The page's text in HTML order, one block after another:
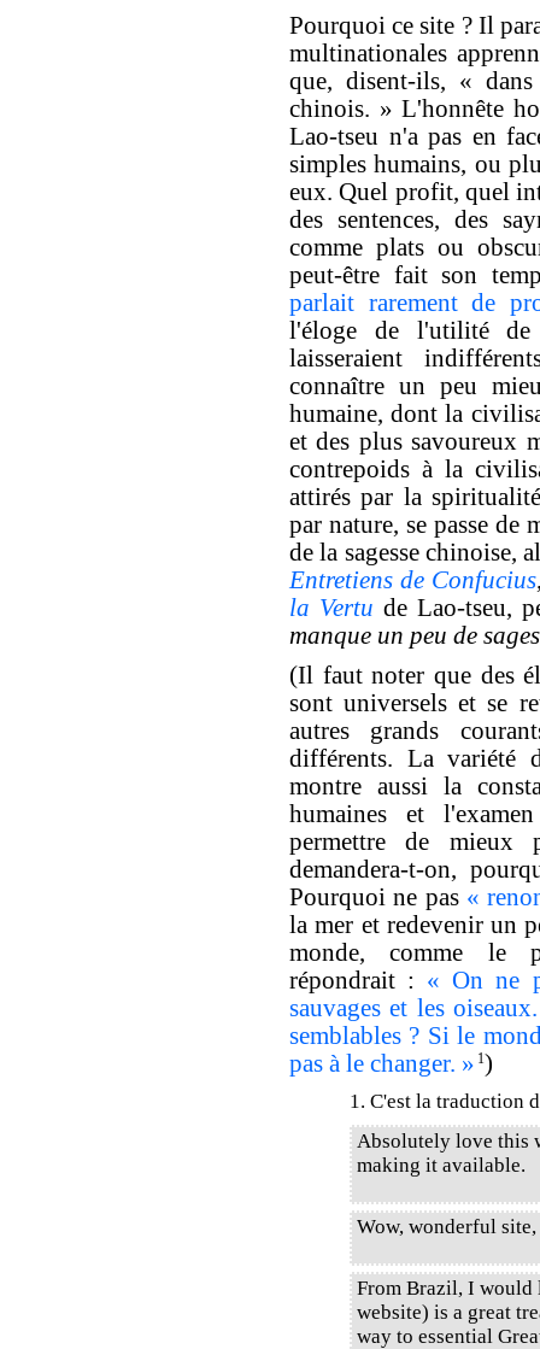
Pourquoi ce site ? Il
multinationales
que, disent-ils, «
chinois. » L'honnête
Lao-tseu n'a pas en
simples humains, ou
eux. Quel profit, quel
des sentences, des
comme plats ou
peut-être fait son
parlait rarement de
l'éloge de l'utilité
laisseraient
connaître un peu
humaine, dont la
et des plus savoureux
contrepoids à la
attirés par la
par nature, se passe de
de la sagesse chinoise,
Entretiens de Confucius
la Vertu de Lao-tseu,
manque un peu de
(Il faut noter que des
sont universels et se
autres grands
différents. La variété
montre aussi la
humaines et
permettre de mieux
demandera-t-on,
Pourquoi ne pas «
la mer et redevenir un
monde, comme le
répondrait : « On ne
sauvages et les
semblables ? Si le
pas à le changer. » 1)
1. C'est la traduction
Absolutely love this
making it available.
Wow, wonderful
From Brazil, I would
website) is a great
way to essential